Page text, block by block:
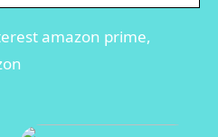
amazon prime,